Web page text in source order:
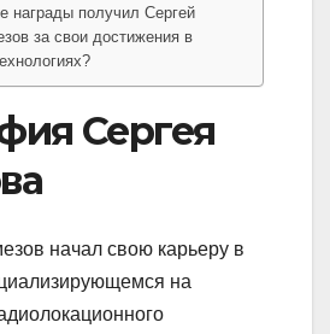
награды получил Сергей
за свои достижения в
Сергея
начал свою карьеру в
на